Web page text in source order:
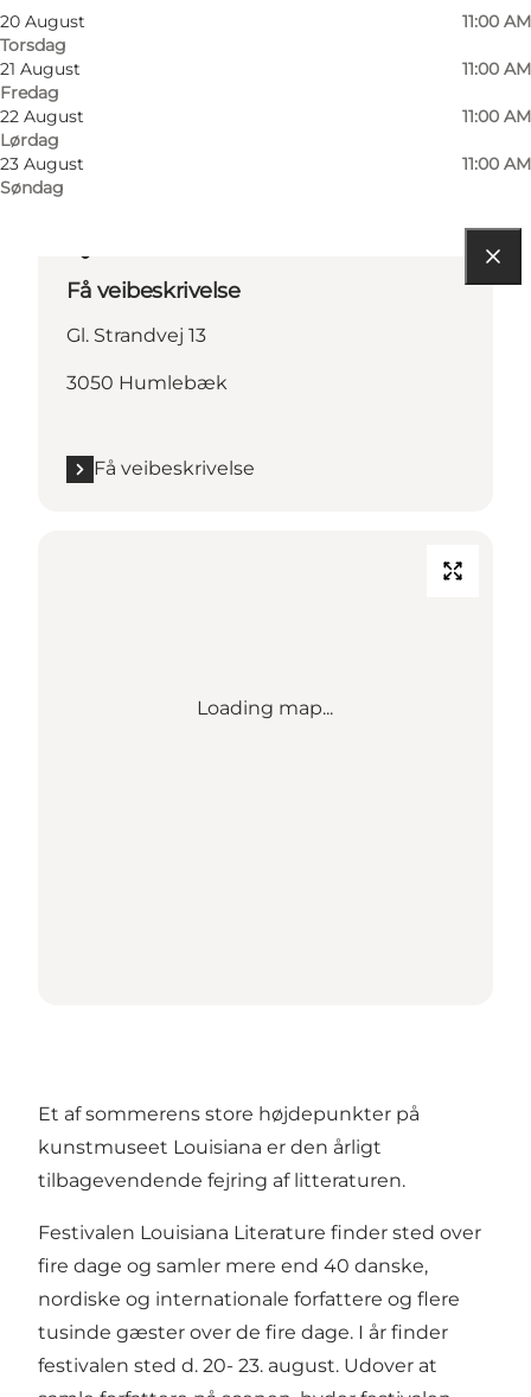
20 August
Torsdag
11:00 AM
21 August
Fredag
11:00 AM
22 August
Lørdag
11:00 AM
23 August
Søndag
11:00 AM
Venner, Min partner, Mig selv
Få veibeskrivelse
Gl. Strandvej 13
3050 Humlebæk
Få veibeskrivelse
Loading map...
Et af sommerens store højdepunkter på
kunstmuseet Louisiana er den årligt
tilbagevendende fejring af litteraturen.
Festivalen Louisiana Literature finder sted over
fire dage og samler mere end 40 danske,
nordiske og internationale forfattere og flere
tusinde gæster over de fire dage. I år finder
festivalen sted d. 20- 23. august. Udover at